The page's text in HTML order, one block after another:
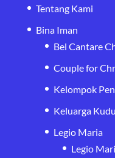
Tentang Kami
Bina Iman
Bel Cantare
Couple for
Kelompok
Keluarga
Legio Maria
Legio